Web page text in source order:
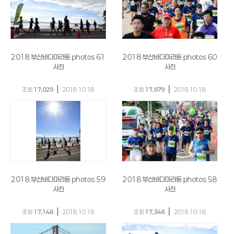
2018 부산바다마라톤 photos 61
사진
조회 17,029 2018.10.18
2018 부산바다마라톤 photos 60
사진
조회 17,679 2018.10.18
2018 부산바다마라톤 photos 59
사진
조회 17,148 2018.10.18
2018 부산바다마라톤 photos 58
사진
조회 17,346 2018.10.18